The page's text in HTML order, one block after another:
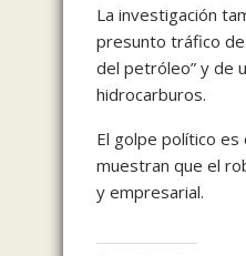
La investigación
presunto tráfico
del petróleo” y de
hidrocarburos.
El golpe político
muestran que el
y empresarial.